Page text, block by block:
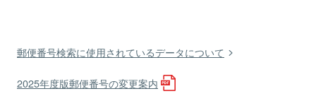
郵便番号検索に使用されているデータについて
2025年度版郵便番号の変更案内